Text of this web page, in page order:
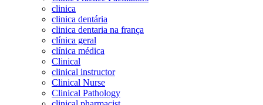
clinica
clinica dentária
clinica dentaria na frança
clínica geral
clínica médica
Clinical
clinical instructor
Clinical Nurse
Clinical Pathology